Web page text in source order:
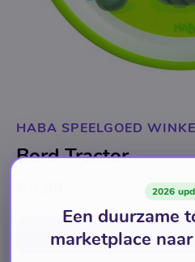
HABA SPEELGOED
Bord Tractor
In winkelwagen
2026
Een duurzame
marketplace